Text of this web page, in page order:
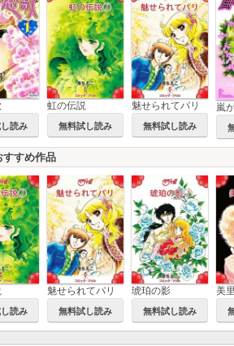
読み
虹の伝説
無料試し読み
魅せられてパリ
無料試し読み
嵐
すすめ作品
読み
魅せられてパリ
無料試し読み
琥珀の影
無料試し読み
美